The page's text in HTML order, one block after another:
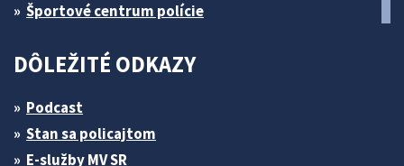
Športové centrum polície
DÔLEŽITÉ ODKAZY
Podcast
Stan sa policajtom
E-služby MV SR